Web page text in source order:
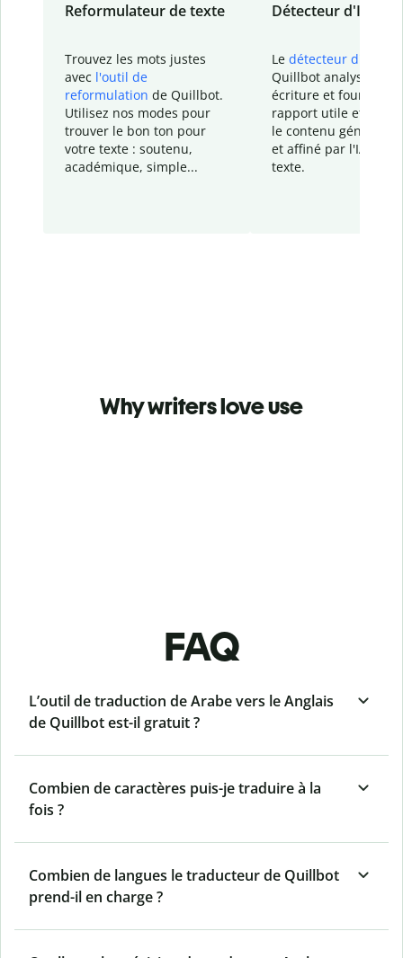
Reformulateur de texte
Trouvez les mots justes
avec l'outil de
reformulation de Quillbot.
Utilisez nos modes pour
trouver le bon ton pour
votre texte : soutenu,
académique, simple...
Détecteur d'IA
Le détecteur d'IA
Quillbot analyse votre
écriture et fournit un
rapport utile et
le contenu généré
et affiné par l'IA
texte.
Why writers love use
FAQ
L’outil de traduction de Arabe vers le Anglais
de Quillbot est-il gratuit ?
Combien de caractères puis-je traduire à la
fois ?
Combien de langues le traducteur de Quillbot
prend-il en charge ?